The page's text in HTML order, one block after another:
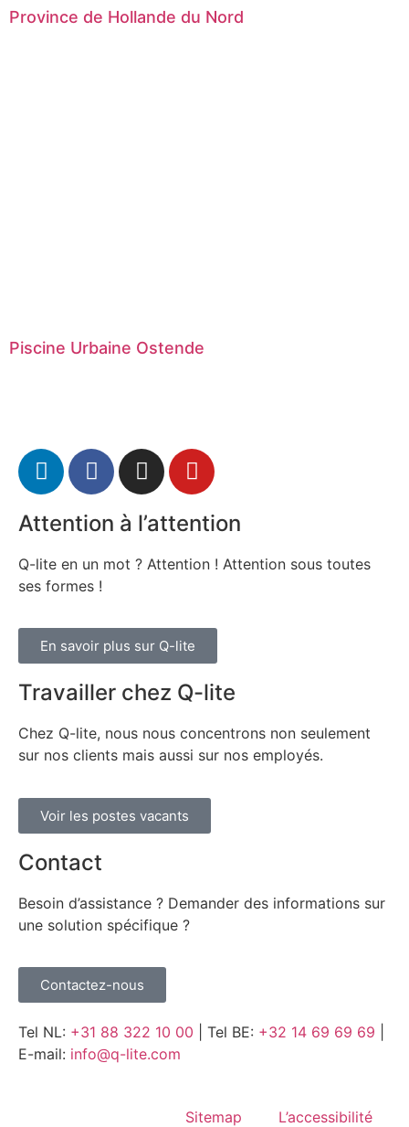
Province de Hollande du Nord
Piscine Urbaine Ostende
Attention à l’attention
Q-lite en un mot ? Attention ! Attention sous toutes
ses formes !
En savoir plus sur Q-lite
Travailler chez Q-lite
Chez Q-lite, nous nous concentrons non seulement
sur nos clients mais aussi sur nos employés.
Voir les postes vacants
Contact
Besoin d’assistance ? Demander des informations sur
une solution spécifique ?
Contactez-nous
Tel NL: +31 88 322 10 00 | Tel BE: +32 14 69 69 69
E-mail: info@q-lite.com
Sitemap L’accessibilité